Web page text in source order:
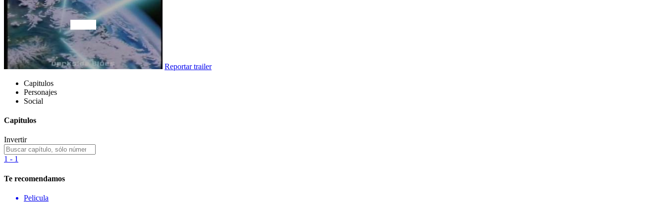
Reportar trailer
Capitulos
Personajes
Social
Capitulos
Invertir
1 - 1
Te recomendamos
Pelicula